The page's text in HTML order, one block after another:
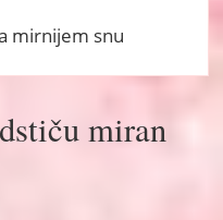
mirnijem snu
miran